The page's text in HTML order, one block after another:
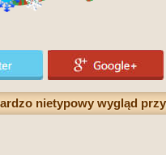
nietypowy wygląd